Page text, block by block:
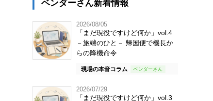
ベンダーさん新着情報
2026/08/05
「まだ現役ですけど何か」vol.4
－旅端のひと－ 帰国便で機長か
らの降機命令
現場の本音コラム
2026/07/29
「まだ現役ですけど何か」vol.3